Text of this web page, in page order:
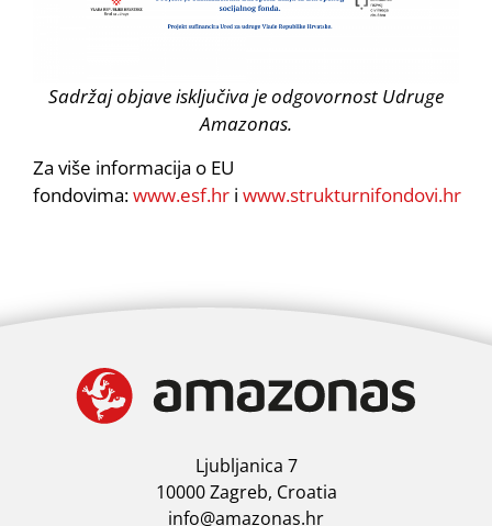
Sadržaj objave isključiva je odgovornost Udruge
Amazonas.
Za više informacija o EU
fondovima:www.esf.hr i www.strukturnifondovi.hr
Ljubljanica 7
10000 Zagreb, Croatia
info@amazonas.hr